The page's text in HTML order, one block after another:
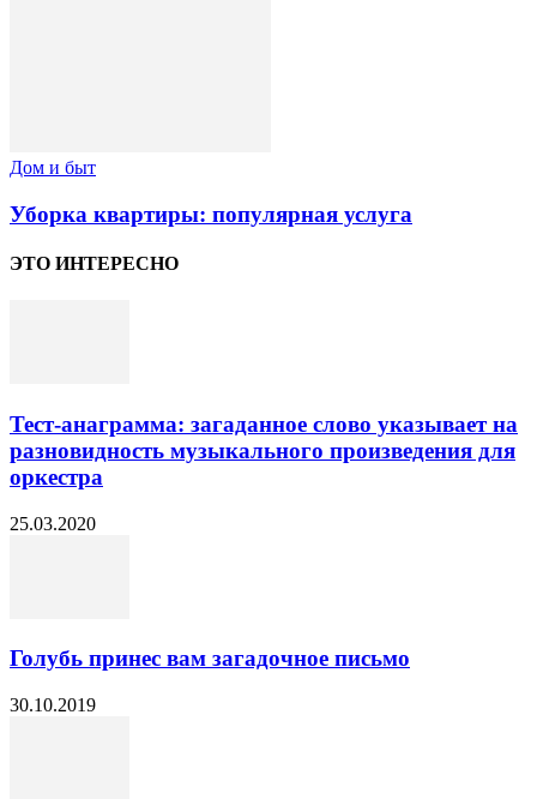
Дом и быт
Уборка квартиры: популярная услуга
ЭТО ИНТЕРЕСНО
Тест-анаграмма: загаданное слово указывает на
разновидность музыкального произведения для
оркестра
25.03.2020
Голубь принес вам загадочное письмо
30.10.2019